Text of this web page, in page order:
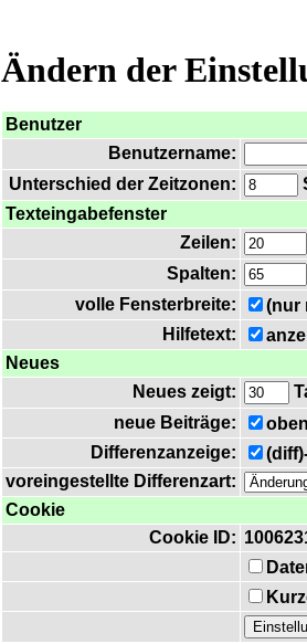
Ändern der
Benutzer
Benutzername:
Unterschied der Zeitzonen:
Texteingabefenster
Zeilen:
Spalten:
volle Fensterbreite:
(nur
Hilfetext:
Neues
Neues zeigt:
neue Beiträge:
Differenzanzeige:
voreingestellte Differenzart:
Cookie
Cookie ID: